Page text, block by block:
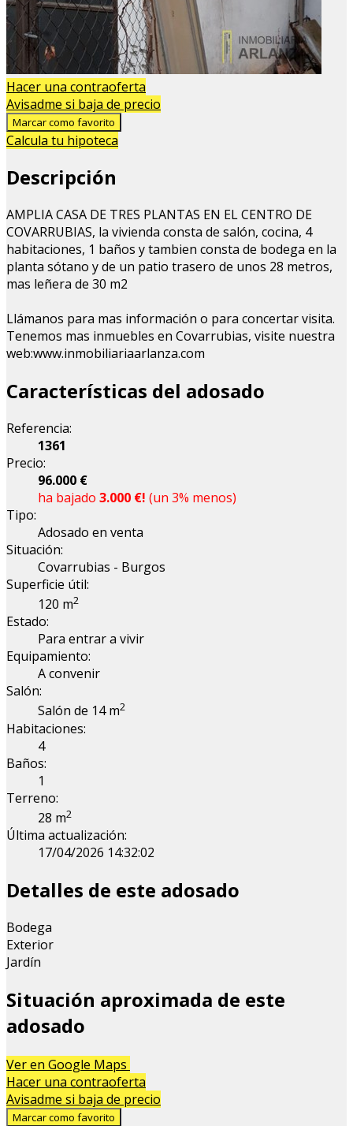
Hacer una contraoferta
Avisadme si baja de precio
Marcar como favorito
Calcula tu hipoteca
Descripción
AMPLIA CASA DE TRES PLANTAS EN EL CENTRO DE
COVARRUBIAS, la vivienda consta de salón, cocina, 4
habitaciones, 1 baños y tambien consta de bodega en la
planta sótano y de un patio trasero de unos 28 metros,
mas leñera de 30 m2
Llámanos para mas información o para concertar visita.
Tenemos mas inmuebles en Covarrubias, visite nuestra
web:www.inmobiliariaarlanza.com
Características del adosado
Referencia:
1361
Precio:
96.000 €
ha bajado 3.000 €! (un 3% menos)
Tipo:
Adosado en venta
Situación:
Covarrubias - Burgos
Superficie útil:
120 m2
Estado:
Para entrar a vivir
Equipamiento:
A convenir
Salón:
Salón de 14 m2
Habitaciones:
4
Baños:
1
Terreno:
28 m2
Última actualización:
17/04/2026 14:32:02
Detalles de este adosado
Bodega
Exterior
Jardín
Situación aproximada de este
adosado
+
−
Ver en Google Maps
Hacer una contraoferta
Avisadme si baja de precio
Marcar como favorito